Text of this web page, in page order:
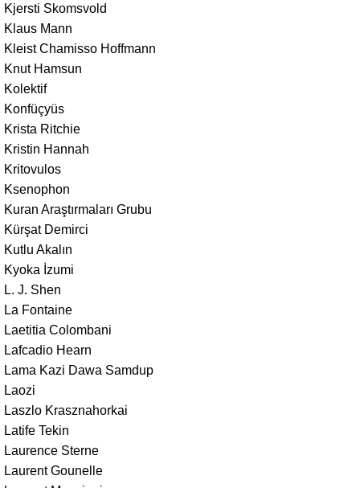
Kjersti Skomsvold
Klaus Mann
Kleist Chamisso Hoffmann
Knut Hamsun
Kolektif
Konfüçyüs
Krista Ritchie
Kristin Hannah
Kritovulos
Ksenophon
Kuran Araştırmaları Grubu
Kürşat Demirci
Kutlu Akalın
Kyoka İzumi
L. J. Shen
La Fontaine
Laetitia Colombani
Lafcadio Hearn
Lama Kazi Dawa Samdup
Laozi
Laszlo Krasznahorkai
Latife Tekin
Laurence Sterne
Laurent Gounelle